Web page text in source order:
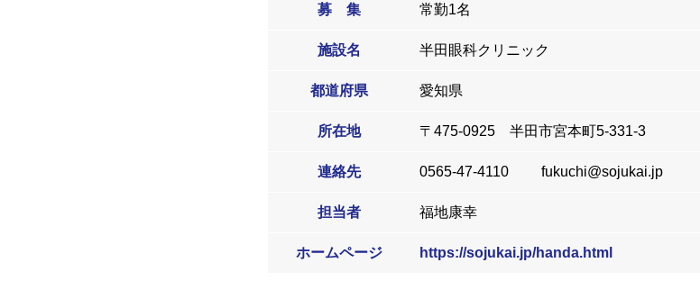
募 集 常勤1名
施設名 半田眼科クリニック
都道府県 愛知県
所在地 〒475-0925 半田市宮本町5-331-3
連絡先 0565-47-4110 fukuchi@sojukai.jp
担当者 福地康幸
ホームページ https://sojukai.jp/handa.html